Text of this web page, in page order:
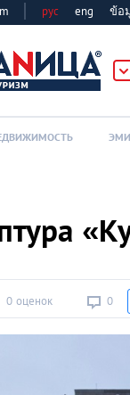
рус eng ข้อ
0 оценок 0